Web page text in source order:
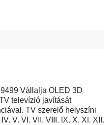
Vállalja OLED 3D
televízió javítását
TV szerelő helyszíni
V. VI. VII. VIII. IX. X. XI. XII.